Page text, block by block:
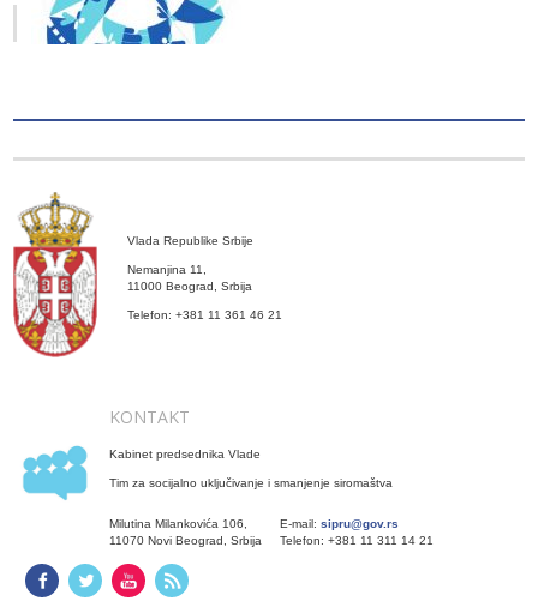
Vlada Republike Srbije
Nemanjina 11,
11000 Beograd, Srbija
Telefon: +381 11 361 46 21
KONTAKT
Kabinet predsednika Vlade
Tim za socijalno uključivanje i smanjenje siromaštva
Milutina Milankovića 106,
11070 Novi Beograd, Srbija
E-mail:sipru@gov.rs
Telefon: +381 11 311 14 21